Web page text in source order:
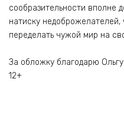
сообразительности вполне
натиску недоброжелателей,
переделать чужой мир на
За обложку благодарю
12+